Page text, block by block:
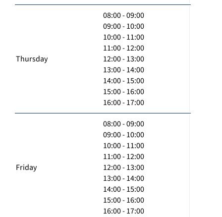
Thursday
08:00 - 09:00
09:00 - 10:00
10:00 - 11:00
11:00 - 12:00
12:00 - 13:00
13:00 - 14:00
14:00 - 15:00
15:00 - 16:00
16:00 - 17:00
Friday
08:00 - 09:00
09:00 - 10:00
10:00 - 11:00
11:00 - 12:00
12:00 - 13:00
13:00 - 14:00
14:00 - 15:00
15:00 - 16:00
16:00 - 17:00